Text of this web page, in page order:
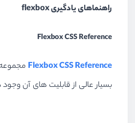
راهنماهای یادگیری flexbox
Flexbox CSS Reference
Flexbox CSS Reference
بسیار عالی از قابلیت های آن وجود